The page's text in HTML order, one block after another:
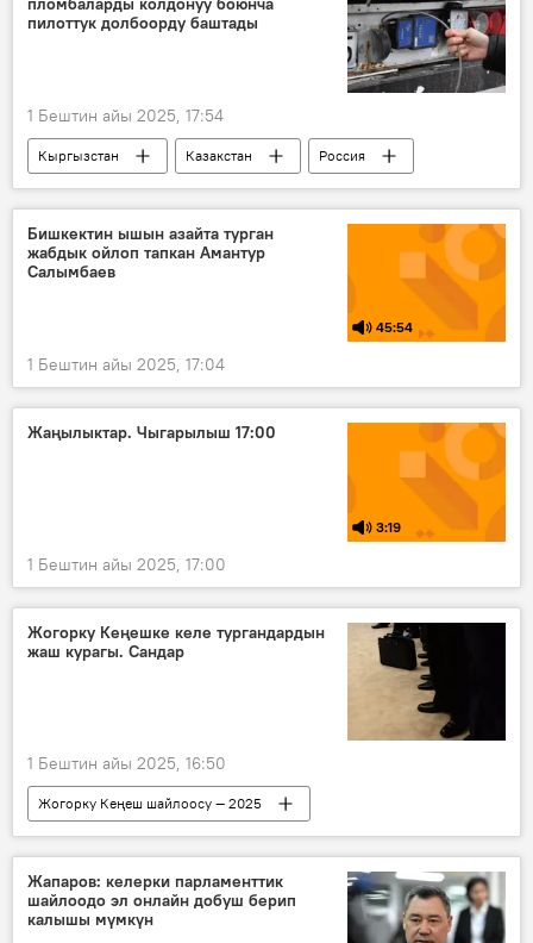
"Ярс" ракеталык комплекси
пилоттук долбоорду баштады
1 Бештин айы 2025, 17:54
Кыргызстан Казакстан
Россия
навигациялык пломба
ЕАЭБ
Мамлекеттик салык кызматы
Бишкектин ышын азайта турган
жабдык ойлоп тапкан Амантур
Салымбаев
45:54
1 Бештин айы 2025, 17:04
Жаңылыктар. Чыгарылыш 17:00
3:19
1 Бештин айы 2025, 17:00
Жогорку Кеңешке келе тургандардын
жаш курагы. Сандар
1 Бештин айы 2025, 16:50
Жогорку Кеңеш шайлоосу — 2025
Кыргызстан
шайлоо
депутаттар
Жогорку Кеңеш
Жапаров: келерки парламенттик
шайлоодо эл онлайн добуш берип
калышы мүмкүн